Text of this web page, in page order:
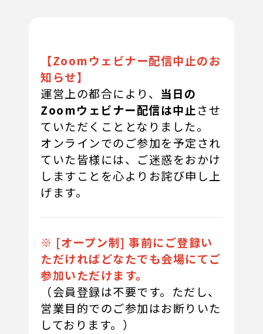
【Zoomウェビナー配信中止のお
知らせ】
運営上の都合により、 当日の
Zoomウェビナー配信は中止させ
ていただくこととなりました。
オンラインでのご参加を予定され
ていた皆様には、ご迷惑をおかけ
しますことを心よりお詫び申し上
げます。
※ [オープン制] 事前にご登録い
ただければどなたでも会場にてご
参加いただけます。
（会員登録は不要です。ただし、
営業目的でのご参加はお断りいた
しております。）